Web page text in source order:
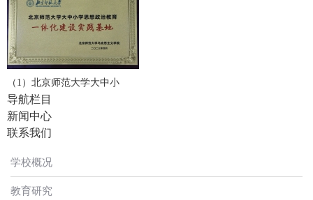
（1）北京师范大学大中小
导航栏目
新闻中心
联系我们
学校概况
教育研究